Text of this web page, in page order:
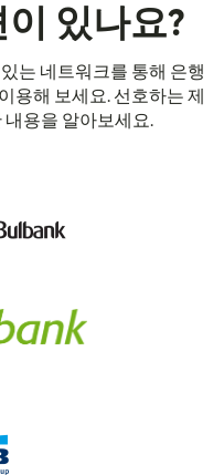
있나요?
는 네트워크를 통해 은행
용해 보세요. 선호하는 제
용을 알아보세요.